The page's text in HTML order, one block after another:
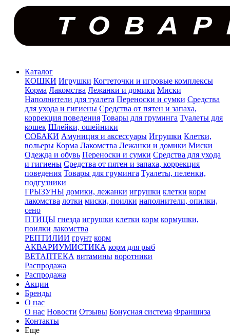
Каталог
КОШКИ Игрушки Когтеточки и игровые комплексы
Корма Лакомства Лежанки и домики Миски
Наполнители для туалета Переноски и сумки Средства
для ухода и гигиены Средства от пятен и запаха,
коррекция поведения Товары для груминга Туалеты для
кошек Шлейки, ошейники
СОБАКИ Амуниция и аксессуары Игрушки Клетки,
вольеры Корма Лакомства Лежанки и домики Миски
Одежда и обувь Переноски и сумки Средства для ухода
и гигиены Средства от пятен и запаха, коррекция
поведения Товары для груминга Туалеты, пеленки,
подгузники
ГРЫЗУНЫ домики, лежанки игрушки клетки корм
лакомства лотки миски, поилки наполнители, опилки,
сено
ПТИЦЫ гнезда игрушки клетки корм кормушки,
поилки лакомства
РЕПТИЛИИ грунт корм
АКВАРИУМИСТИКА корм для рыб
ВЕТАПТЕКА витамины воротники
Распродажа
Распродажа
Акции
Бренды
О нас
О нас Новости Отзывы Бонусная система Франшиза
Контакты
Еще